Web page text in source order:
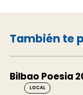
También te
Bilbao Poesia
LOCAL